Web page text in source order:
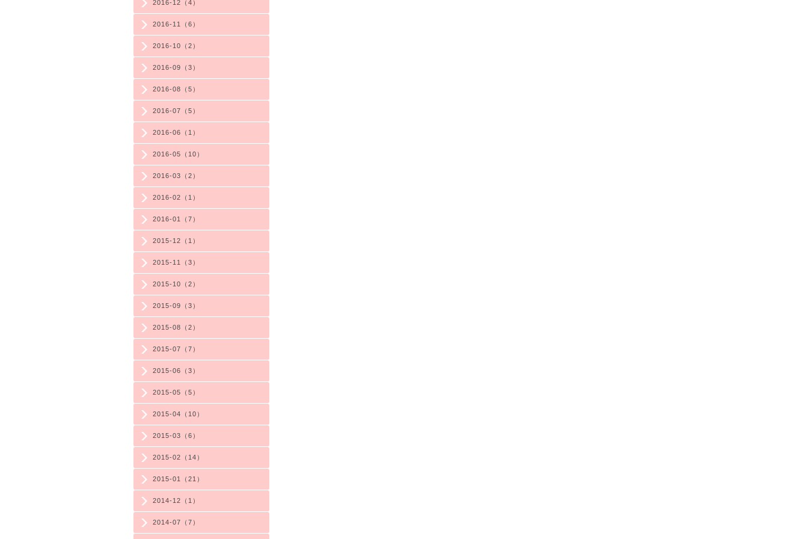
2016-12（4）
2016-11（6）
2016-10（2）
2016-09（3）
2016-08（5）
2016-07（5）
2016-06（1）
2016-05（10）
2016-03（2）
2016-02（1）
2016-01（7）
2015-12（1）
2015-11（3）
2015-10（2）
2015-09（3）
2015-08（2）
2015-07（7）
2015-06（3）
2015-05（5）
2015-04（10）
2015-03（6）
2015-02（14）
2015-01（21）
2014-12（1）
2014-07（7）